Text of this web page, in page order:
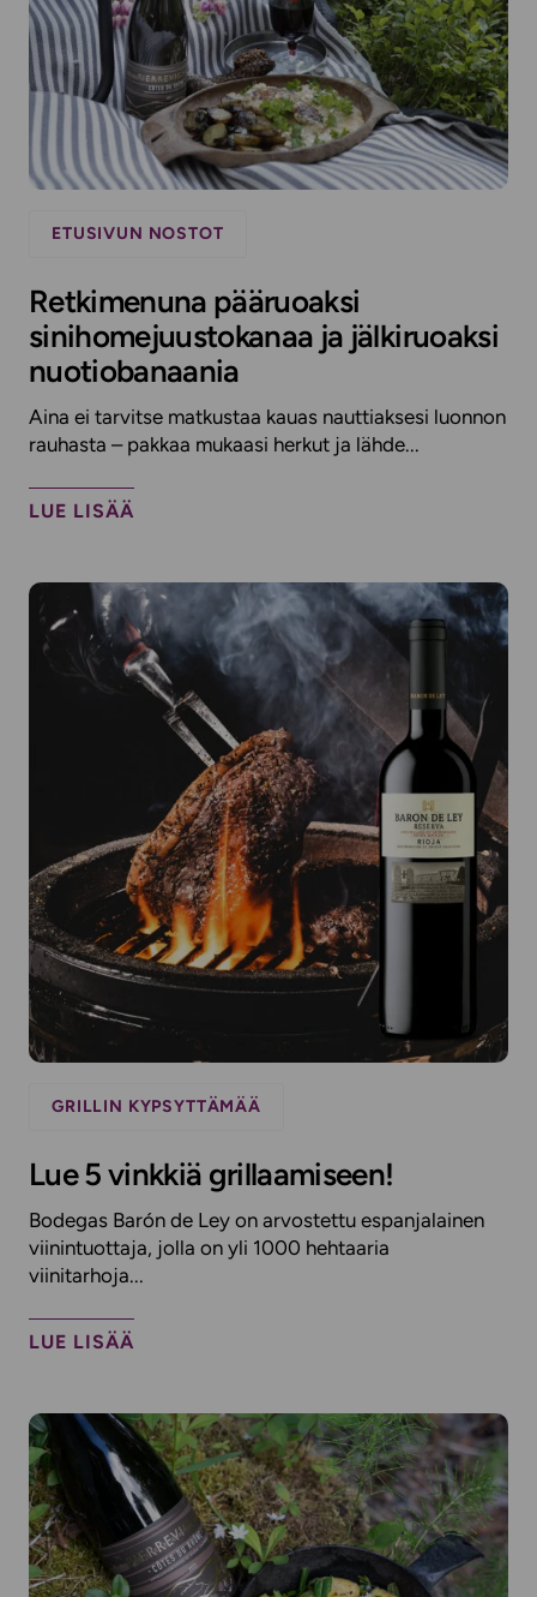
ETUSIVUN NOSTOT
Retkimenuna pääruoaksi
sinihomejuustokanaa ja jälkiruoaksi
nuotiobanaania
Aina ei tarvitse matkustaa kauas nauttiaksesi luonnon
rauhasta – pakkaa mukaasi herkut ja lähde...
LUE LISÄÄ
GRILLIN KYPSYTTÄMÄÄ
Lue 5 vinkkiä grillaamiseen!
Bodegas Barón de Ley on arvostettu espanjalainen
viinintuottaja, jolla on yli 1000 hehtaaria
viinitarhoja...
LUE LISÄÄ